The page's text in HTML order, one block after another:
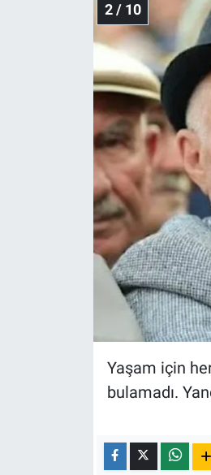
2 / 10
Yaşam için
bulamadı.
Yerel Gündem
Yerel Yaşam
Canlı Yayın